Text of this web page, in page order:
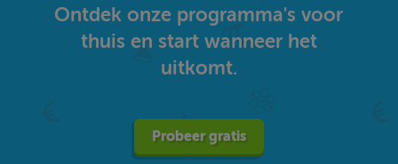
Ontdek onze programma's voor
thuis en start wanneer het
uitkomt.
Probeer gratis